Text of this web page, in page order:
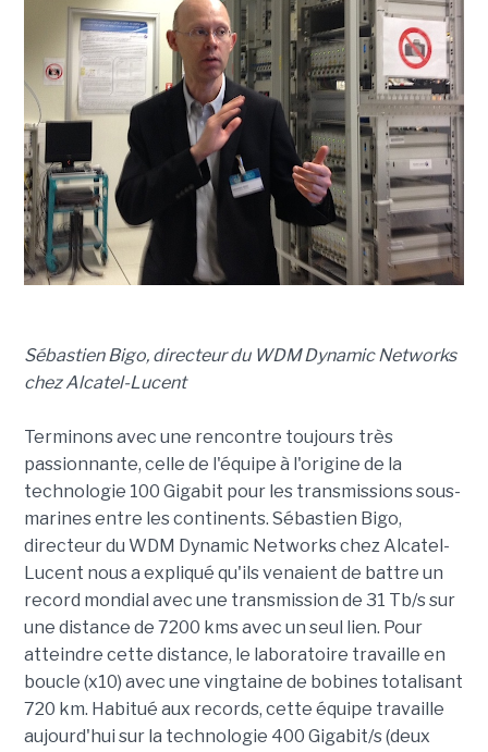
Sébastien Bigo, directeur du WDM Dynamic Networks
chez Alcatel-Lucent
Terminons avec une rencontre toujours très
passionnante, celle de l'équipe à l'origine de la
technologie 100 Gigabit pour les transmissions sous-
marines entre les continents. Sébastien Bigo,
directeur du WDM Dynamic Networks chez Alcatel-
Lucent nous a expliqué qu'ils venaient de battre un
record mondial avec une transmission de 31 Tb/s sur
une distance de 7200 kms avec un seul lien. Pour
atteindre cette distance, le laboratoire travaille en
boucle (x10) avec une vingtaine de bobines totalisant
720 km. Habitué aux records, cette équipe travaille
aujourd'hui sur la technologie 400 Gigabit/s (deux